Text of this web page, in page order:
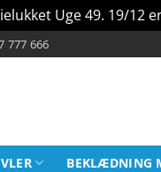
Uge 49. 19/12
777 666
BEKLÆDNING